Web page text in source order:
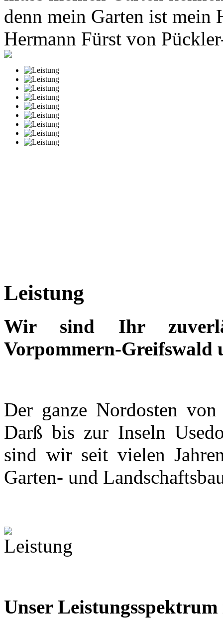
denn mein Garten ist mein
Hermann Fürst von
Leistung
Wir sind Ihr
Vorpommern-Greifswald
Der ganze Nordosten
Darß bis zur Inseln
sind wir seit vielen
Garten- und
Unser